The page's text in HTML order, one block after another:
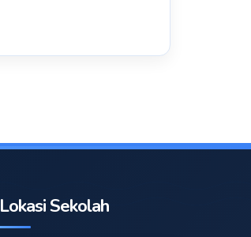
Lokasi Sekolah